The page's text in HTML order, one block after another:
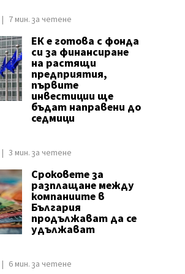
7 мин. за четене
ЕК е готова с фонда
си за финансиране
на растящи
предприятия,
първите
инвестиции ще
бъдат направени до
седмици
3 мин. за четене
Сроковете за
разплащане между
компаниите в
България
продължават да се
удължават
6 мин. за четене